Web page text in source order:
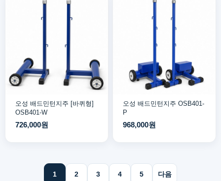
오성 배드민턴지주 [바퀴형]
OSB401-W
726,000원
오성 배드민턴지주 OSB401-
P
968,000원
1 2 3 4 5 다음